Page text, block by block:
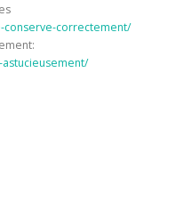
conserve-correctement/